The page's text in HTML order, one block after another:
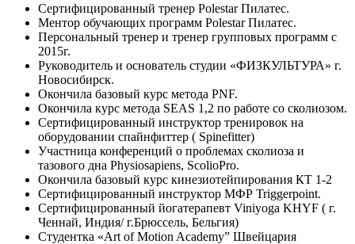
Сертифицированный тренер Polestar Пилатес.
Ментор обучающих программ Polestar Пилатес.
Персональный тренер и тренер групповых программ с
2015г.
Руководитель и основатель студии «ФИЗКУЛЬТУРА» г.
Новосибирск.
Окончила базовый курс метода PNF.
Окончила курс метода SEAS 1,2 по работе со сколиозом.
Сертифицированный инструктор тренировок на
оборудовании спайнфиттер ( Spinefitter)
Участница конференций о проблемах сколиоза и
тазового дна Physiosapiens, ScolioPro.
Окончила базовый курс кинезиотейпирования КТ 1-2
Сертифицированный инструктор МФР Triggerpoint.
Сертифицированный йогатерапевт Viniyoga KHYF ( г.
Ченнай, Индия/ г.Брюссель, Бельгия)
Студентка «Art of Motion Academy” Швейцария